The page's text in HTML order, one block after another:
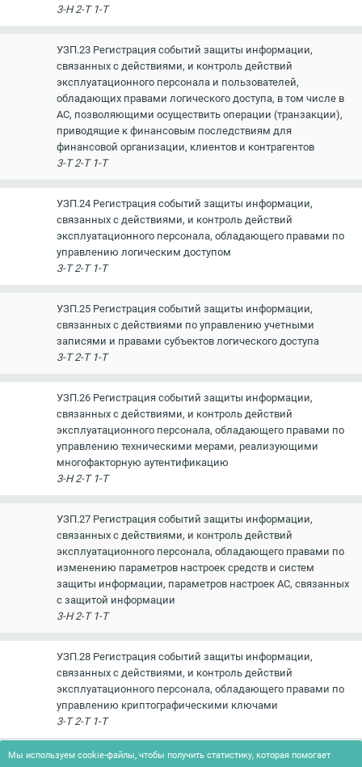
3-Н 2-Т 1-Т
УЗП.23 Регистрация событий защиты информации,
связанных с действиями, и контроль действий
эксплуатационного персонала и пользователей,
обладающих правами логического доступа, в том числе в
АС, позволяющими осуществить операции (транзакции),
приводящие к финансовым последствиям для
финансовой организации, клиентов и контрагентов
3-Т 2-Т 1-Т
УЗП.24 Регистрация событий защиты информации,
связанных с действиями, и контроль действий
эксплуатационного персонала, обладающего правами по
управлению логическим доступом
3-Т 2-Т 1-Т
УЗП.25 Регистрация событий защиты информации,
связанных с действиями по управлению учетными
записями и правами субъектов логического доступа
3-Т 2-Т 1-Т
УЗП.26 Регистрация событий защиты информации,
связанных с действиями, и контроль действий
эксплуатационного персонала, обладающего правами по
управлению техническими мерами, реализующими
многофакторную аутентификацию
3-Н 2-Т 1-Т
УЗП.27 Регистрация событий защиты информации,
связанных с действиями, и контроль действий
эксплуатационного персонала, обладающего правами по
изменению параметров настроек средств и систем
защиты информации, параметров настроек АС, связанных
с защитой информации
3-Н 2-Т 1-Т
УЗП.28 Регистрация событий защиты информации,
связанных с действиями, и контроль действий
эксплуатационного персонала, обладающего правами по
управлению криптографическими ключами
3-Т 2-Т 1-Т
УЗП.29 Закрепление АРМ пользователей и
Мы используем cookie-файлы, чтобы получить статистику, которая помогает